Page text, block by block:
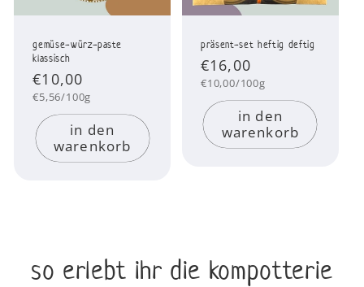
gemüse-würz-paste
klassisch
Normaler
Preis
€10,00
Grundpreis
€5,56/100g
in den
warenkorb
präsent-set heftig deftig
Normaler
Preis
€16,00
Grundpreis
€10,00/100g
in den
warenkorb
so erlebt ihr die kompotterie